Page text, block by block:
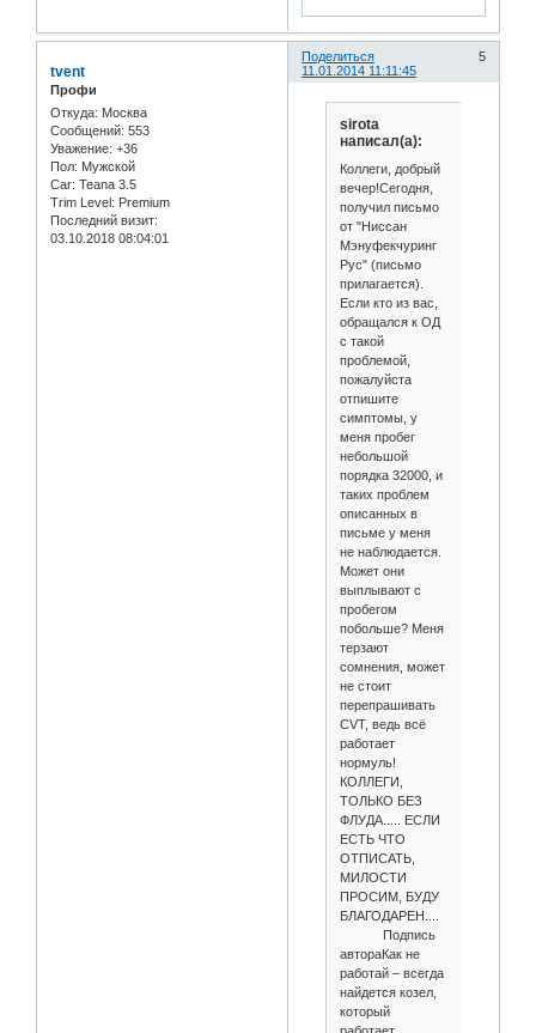
Поделиться
5
11.01.2014 11:11:45
tvent
Профи
Откуда: Москва
Сообщений: 553
Уважение: +36
Пол: Мужской
Car: Teana 3.5
Trim Level: Premium
Последний визит:
03.10.2018 08:04:01
sirota
написал(а):
Коллеги, добрый
вечер!Сегодня,
получил письмо
от "Ниссан
Мэнуфекчуринг
Рус" (письмо
прилагается).
Если кто из вас,
обращался к ОД
с такой
проблемой,
пожалуйста
отпишите
симптомы, у
меня пробег
небольшой
порядка 32000, и
таких проблем
описанных в
письме у меня
не наблюдается.
Может они
выплывают с
пробегом
побольше? Меня
терзают
сомнения, может
не стоит
перепрашивать
CVT, ведь всё
работает
нормуль!
КОЛЛЕГИ,
ТОЛЬКО БЕЗ
ФЛУДА..... ЕСЛИ
ЕСТЬ ЧТО
ОТПИСАТЬ,
МИЛОСТИ
ПРОСИМ, БУДУ
БЛАГОДАРЕН....
Подпись
автораКак не
работай – всегда
найдется козел,
который